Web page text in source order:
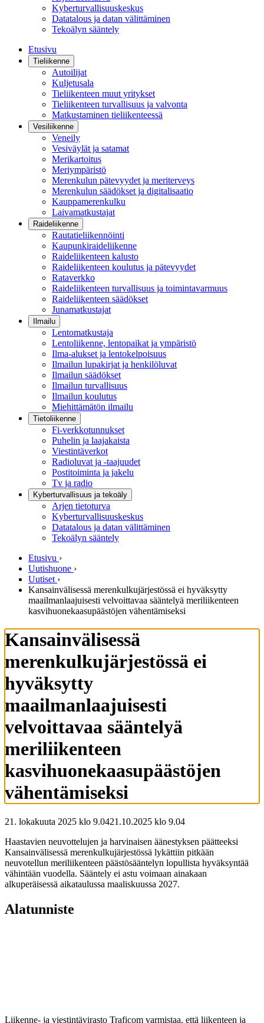
Kyberturvallisuuskeskus
Datatalous ja datan välittäminen
Tekoälyn sääntely
Etusivu
Tieliikenne
Autoilijat
Kuljetusala
Tieliikenteen muut yritykset
Tieliikenteen turvallisuus ja valvonta
Matkustaminen tieliikenteessä
Vesiliikenne
Veneily
Vesiväylät ja satamat
Merikartoitus
Meriympäristö
Merenkulun pätevyydet ja meriterveys
Merenkulun säädökset ja digitalisaatio
Kauppamerenkulku
Laivamatkustajat
Raideliikenne
Rautatieliikennöinti
Kaupunkiraideliikenne
Raideliikenteen kalusto
Raideliikenteen koulutus ja pätevyydet
Rataverkko
Raideliikenteen turvallisuus ja toimintavarmuus
Raideliikenteen säädökset
Junamatkustajat
Ilmailu
Lentomatkustaja
Lentoliikenne, lentopaikat ja ympäristö
Ilma-alukset ja lentokelpoisuus
Ilmailun lupakirjat ja henkilöluvat
Ilmailun säädökset
Ilmailun turvallisuus
Ilmailun koulutus
Miehittämätön ilmailu
Tietoliikenne
Fi-verkkotunnukset
Puhelin ja laajakaista
Viestintäverkot
Radioluvat ja -taajuudet
Postitoiminta ja jakelu
Tv ja radio
Kyberturvallisuus ja tekoäly
Arjen tietoturva
Kyberturvallisuuskeskus
Datatalous ja datan välittäminen
Tekoälyn sääntely
Etusivu ›
Uutishuone ›
Uutiset ›
Kansainvälisessä merenkulkujärjestössä ei hyväksytty
maailmanlaajuisesti velvoittavaa sääntelyä meriliikenteen
kasvihuonekaasupäästöjen vähentämiseksi
Kansainvälisessä
merenkulkujärjestössä ei
hyväksytty
maailmanlaajuisesti
velvoittavaa sääntelyä
meriliikenteen
kasvihuonekaasupäästöjen
vähentämiseksi
21. lokakuuta 2025 klo 9.0421.10.2025 klo 9.04
Haastavien neuvottelujen ja harvinaisen äänestyksen päätteeksi
Kansainvälisessä merenkulkujärjestössä lykättiin pitkään
neuvotellun meriliikenteen päästösääntelyn lopullista hyväksyntää
vähintään vuodella. Sääntely ei astu voimaan ainakaan
alkuperäisessä aikataulussa maaliskuussa 2027.
Alatunniste
Liikenne- ja viestintävirasto Traficom varmistaa, että liikenteen ja